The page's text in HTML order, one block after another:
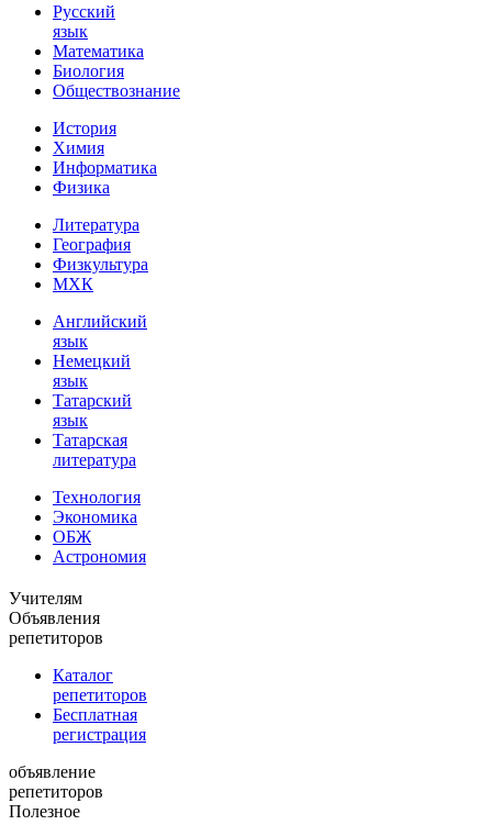
Русский
язык
Математика
Биология
Обществознание
История
Химия
Информатика
Физика
Литература
География
Физкультура
МХК
Английский
язык
Немецкий
язык
Татарский
язык
Татарская
литература
Технология
Экономика
ОБЖ
Астрономия
Учителям
Объявления
репетиторов
Каталог
репетиторов
Бесплатная
регистрация
объявление
репетиторов
Полезное